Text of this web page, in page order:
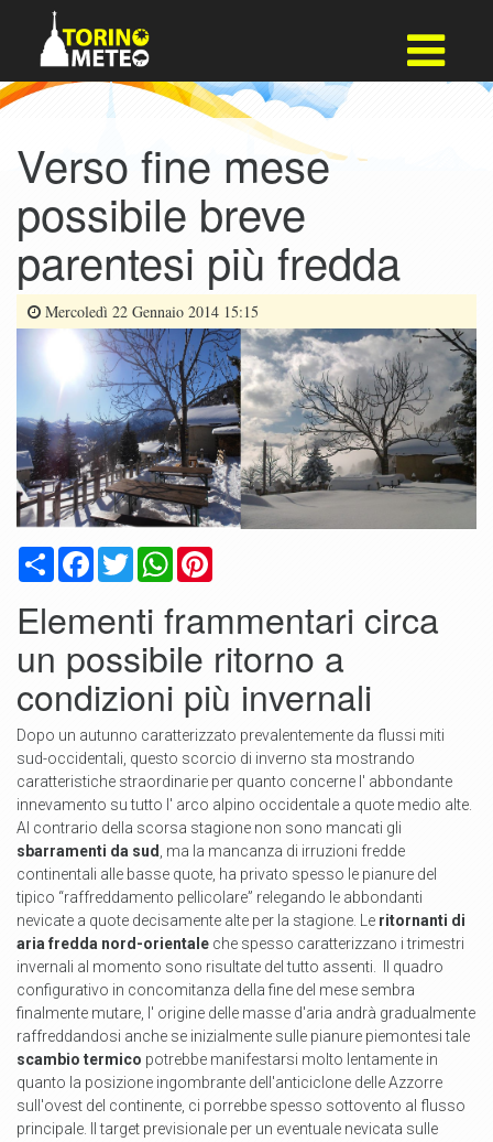
Verso fine mese
possibile breve
parentesi più fredda
Mercoledì 22 Gennaio 2014 15:15
CondividiFacebook
TwitterWhatsApp
Elementi frammentari circa
un possibile ritorno a
condizioni più invernali
Dopo un autunno caratterizzato prevalentemente da flussi miti
sud-occidentali, questo scorcio di inverno sta mostrando
caratteristiche straordinarie per quanto concerne l' abbondante
innevamento su tutto l' arco alpino occidentale a quote medio alte.
Al contrario della scorsa stagione non sono mancati gli
sbarramenti da sud, ma la mancanza di irruzioni fredde
continentali alle basse quote, ha privato spesso le pianure del
tipico “raffreddamento pellicolare” relegando le abbondanti
nevicate a quote decisamente alte per la stagione. Le ritornanti di
aria fredda nord-orientale che spesso caratterizzano i trimestri
invernali al momento sono risultate del tutto assenti. Il quadro
configurativo in concomitanza della fine del mese sembra
finalmente mutare, l' origine delle masse d'aria andrà gradualmente
raffreddandosi anche se inizialmente sulle pianure piemontesi tale
scambio termico potrebbe manifestarsi molto lentamente in
quanto la posizione ingombrante dell'anticiclone delle Azzorre
sull'ovest del continente, ci porrebbe spesso sottovento al flusso
principale. Il target previsionale per un eventuale nevicata sulle